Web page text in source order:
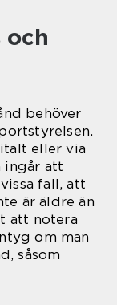
och
behöver
eller via
ingår att
fall, att
är äldre än
att notera
om man
såsom